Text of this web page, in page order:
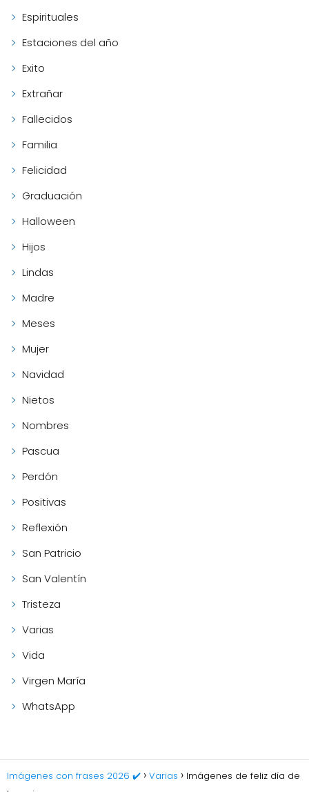
Espirituales
Estaciones del año
Exito
Extrañar
Fallecidos
Familia
Felicidad
Graduación
Halloween
Hijos
Lindas
Madre
Meses
Mujer
Navidad
Nietos
Nombres
Pascua
Perdón
Positivas
Reflexión
San Patricio
San Valentín
Tristeza
Varias
Vida
Virgen María
WhatsApp
Imágenes con frases 2026 ✔️ Varias
Imágenes de feliz día de